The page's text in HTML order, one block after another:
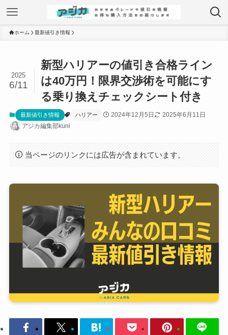
ホーム 最新値引き情報
新型ハリアーの値引き合格ライン
は40万円！限界交渉術を可能にす
る乗り換えチェックシート付き
2025
6/11
最新値引き情報 ハリアー 2024年12月5日
2025年6月11日
アジカ編集部kuni
当ページのリンクには広告が含まれています。